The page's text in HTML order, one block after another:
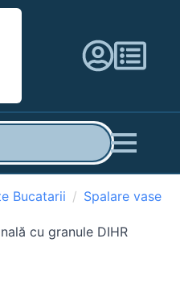
Bucatarii Spalare vase
cu granule DIHR